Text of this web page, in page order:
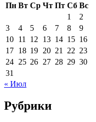
Пн Вт Ср Чт Пт Сб Вс
1
2
3
4 5 6 7 8
9
10 11 12 13 14 15 16
17 18 19 20 21 22 23
24 25 26 27 28 29 30
31
« Июл
Рубрики